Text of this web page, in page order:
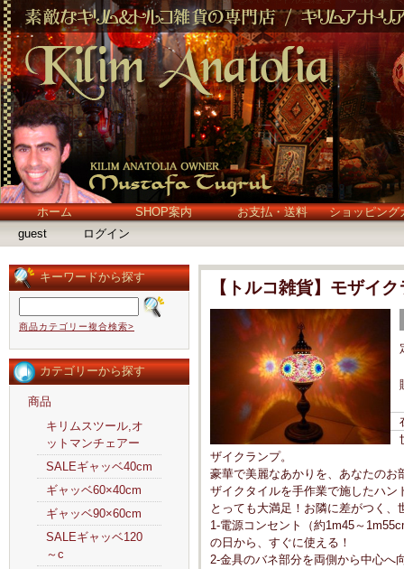
ホーム SHOP案内 お支払・送料
ショッピング
guest
ログイン
キーワードから探す
商品カテゴリー複合検索>
カテゴリーから探す
商品
キリムスツール,オ
ットマンチェアー
SALEギャッベ40cm
ギャッベ60×40cm
ギャッベ90×60cm
SALEギャッベ120
～c
【トルコ雑貨】モザイ
ザイクランプ。
豪華で美麗なあかりを、あなたの
ザイクタイルを手作業で施したハ
とっても大満足！お隣に差がつく、
1-電源コンセント（約1m45～
の日から、すぐに使える！
2-金具のバネ部分を両側から中心へ